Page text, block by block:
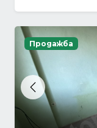
Previous
Продажба